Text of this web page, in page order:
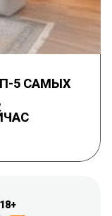
5 САМЫХ
18+